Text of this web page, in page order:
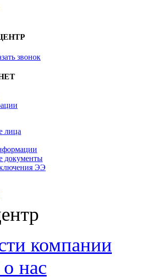
звонок
лица
документы
ЭЭ
компании
нас